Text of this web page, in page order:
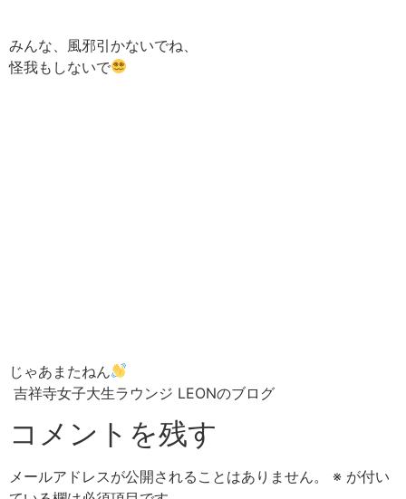
みんな、風邪引かないでね、
怪我もしないで
じゃあまたねん
吉祥寺女子大生ラウンジ LEONのブログ
コメントを残す
メールアドレスが公開されることはありません。 ※ が付い